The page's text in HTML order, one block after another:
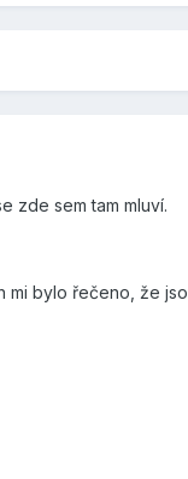
zde sem tam mluví.
mi bylo řečeno, že